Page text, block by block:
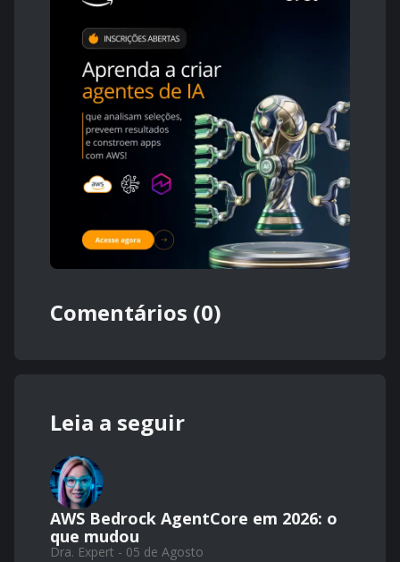
Comentários (0)
Leia a seguir
AWS Bedrock AgentCore em 2026: o
que mudou
Dra. Expert - 05 de Agosto